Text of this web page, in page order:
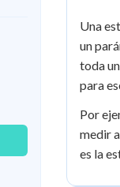
Read
Best Quiz
in a row
Una
un
toda
para
Por
medir
es la